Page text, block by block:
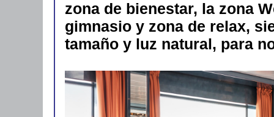
zona de bienestar, la zona
gimnasio y zona de relax,
tamaño y luz natural, para